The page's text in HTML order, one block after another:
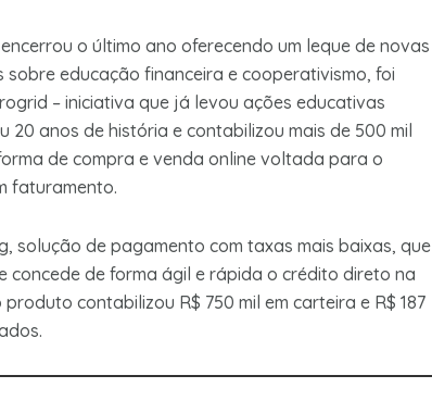
o último ano oferecendo um leque de novas
educação financeira e cooperativismo, foi
– iniciativa que já levou ações educativas
20 anos de história e contabilizou mais de 500 mil
de compra e venda online voltada para o
faturamento.
solução de pagamento com taxas mais baixas, que
de forma ágil e rápida o crédito direto na
contabilizou R$ 750 mil em carteira e R$ 187